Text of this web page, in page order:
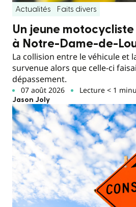
Actualités Faits divers
Un jeune
à Notre-Dame-de-
La collision entre le véhicule et
survenue alors que celle-ci
dépassement.
07 août 2026 Lecture < 1
Jason Joly